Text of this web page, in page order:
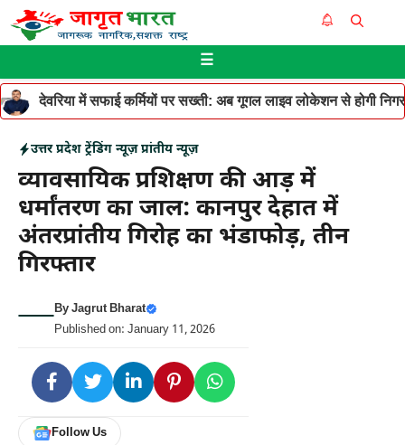
Skip
to
☰
देवरिया में सफाई कर्मियों पर सख्ती: अब गूगल लाइव लोकेशन से होगी
उत्तर प्रदेश ट्रेंडिंग न्यूज़ प्रांतीय न्यूज़
व्यावसायिक प्रशिक्षण की आड़ में
धर्मांतरण का जाल: कानपुर देहात में
अंतरप्रांतीय गिरोह का भंडाफोड़, तीन
गिरफ्तार
ByJagrut Bharat
Published on: January 11, 2026
Follow Us